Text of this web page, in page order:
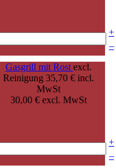
+
–
Gasgrill mit Rost excl.
Reinigung 35,70 € incl.
MwSt
30,00 € excl. MwSt
+
–